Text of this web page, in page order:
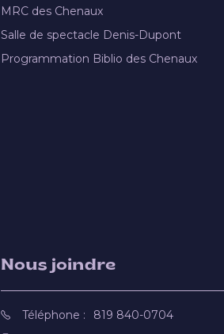
MRC des Chenaux
Salle de spectacle Denis-Dupont
Programmation Biblio des Chenaux
Nous joindre
Téléphone :
819 840-0704